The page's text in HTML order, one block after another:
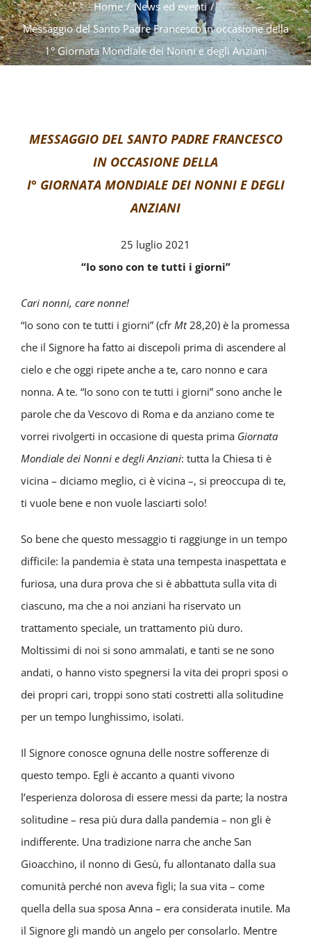
Home / News ed eventi /
Messaggio del Santo Padre Francesco in occasione della
1° Giornata Mondiale dei Nonni e degli Anziani
MESSAGGIO DEL SANTO PADRE FRANCESCO
IN OCCASIONE DELLA
I° GIORNATA MONDIALE DEI NONNI E DEGLI
ANZIANI
25 luglio 2021
“Io sono con te tutti i giorni”
Cari nonni, care nonne!
“Io sono con te tutti i giorni” (cfr Mt28,20) è la promessa
che il Signore ha fatto ai discepoli prima di ascendere al
cielo e che oggi ripete anche a te, caro nonno e cara
nonna. A te. “Io sono con te tutti i giorni” sono anche le
parole che da Vescovo di Roma e da anziano come te
vorrei rivolgerti in occasione di questa prima Giornata
Mondiale dei Nonni e degli Anziani: tutta la Chiesa ti è
vicina – diciamo meglio, ci è vicina –, si preoccupa di te,
ti vuole bene e non vuole lasciarti solo!
So bene che questo messaggio ti raggiunge in un tempo
difficile: la pandemia è stata una tempesta inaspettata e
furiosa, una dura prova che si è abbattuta sulla vita di
ciascuno, ma che a noi anziani ha riservato un
trattamento speciale, un trattamento più duro.
Moltissimi di noi si sono ammalati, e tanti se ne sono
andati, o hanno visto spegnersi la vita dei propri sposi o
dei propri cari, troppi sono stati costretti alla solitudine
per un tempo lunghissimo, isolati.
Il Signore conosce ognuna delle nostre sofferenze di
questo tempo. Egli è accanto a quanti vivono
l’esperienza dolorosa di essere messi da parte; la nostra
solitudine – resa più dura dalla pandemia – non gli è
indifferente. Una tradizione narra che anche San
Gioacchino, il nonno di Gesù, fu allontanato dalla sua
comunità perché non aveva figli; la sua vita – come
quella della sua sposa Anna – era considerata inutile. Ma
il Signore gli mandò un angelo per consolarlo. Mentre